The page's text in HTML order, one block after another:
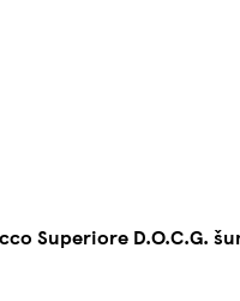
Superiore D.O.C.G.